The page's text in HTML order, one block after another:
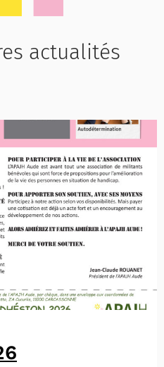
actualités